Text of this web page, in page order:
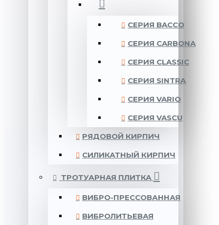
CЕРИЯ BACCO
CЕРИЯ CARBONA
CЕРИЯ CLASSIC
CЕРИЯ SINTRA
CЕРИЯ VARIO
CЕРИЯ VASCU
РЯДОВОЙ КИРПИЧ
СИЛИКАТНЫЙ КИРПИЧ
ТРОТУАРНАЯ ПЛИТКА
ВИБРО-ПРЕССОВАННАЯ
ВИБРОЛИТЬЕВАЯ